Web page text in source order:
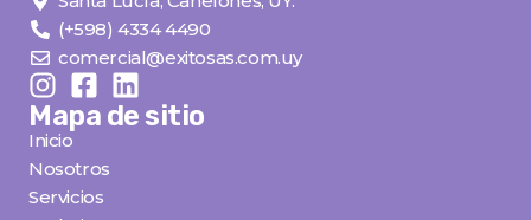
(+598) 4334 4490
comercial@exitosas.com.uy
Mapa de sitio
Inicio
Nosotros
Servicios